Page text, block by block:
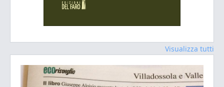
Visualizza tutti